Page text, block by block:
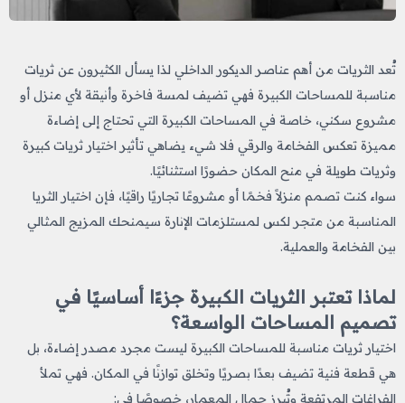
تُعد الثريات من أهم عناصر الديكور الداخلي لذا يسأل الكثيرون عن ثريات
مناسبة للمساحات الكبيرة فهي تضيف لمسة فاخرة وأنيقة لأي منزل أو
مشروع سكني، خاصة في المساحات الكبيرة التي تحتاج إلى إضاءة
مميزة تعكس الفخامة والرقي فلا شيء يضاهي تأثير اختيار ثريات كبيرة
وثريات طويلة في منح المكان حضورًا استثنائيًا.
سواء كنت تصمم منزلاً فخمًا أو مشروعًا تجاريًا راقيًا، فإن اختيار الثريا
المناسبة من متجر لكس لمستلزمات الإنارة سيمنحك المزيج المثالي
بين الفخامة والعملية.
لماذا تعتبر الثريات الكبيرة جزءًا أساسيًا في
تصميم المساحات الواسعة؟
اختيار ثريات مناسبة للمساحات الكبيرة ليست مجرد مصدر إضاءة، بل
هي قطعة فنية تضيف بعدًا بصريًا وتخلق توازنًا في المكان. فهي تملأ
الفراغات المرتفعة وتُبرز جمال المعمار، خصوصًا في: